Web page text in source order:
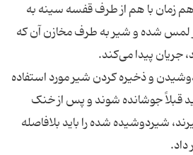
زمان با هم از طرف قفسه سینه به
لمس شده و شیر به طرف مخازن آن که
و ذخیره کردن شیر مورد استفاده
قبلاً جوشانده شوند و پس از خنک
شیردوشیده شده را باید بلافاصله